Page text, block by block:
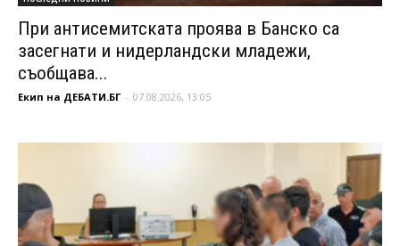
При антисемитската проява в Банско са
засегнати и нидерландски младежи,
съобщава...
Екип на ДЕБАТИ.БГ - 07.08.2026, 13:05